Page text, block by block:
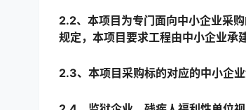
2.2、 本项目为专门面向中小企业采
规定，本项目要求工程由中小企业承
2.3、本项目采购标的对应的中小企